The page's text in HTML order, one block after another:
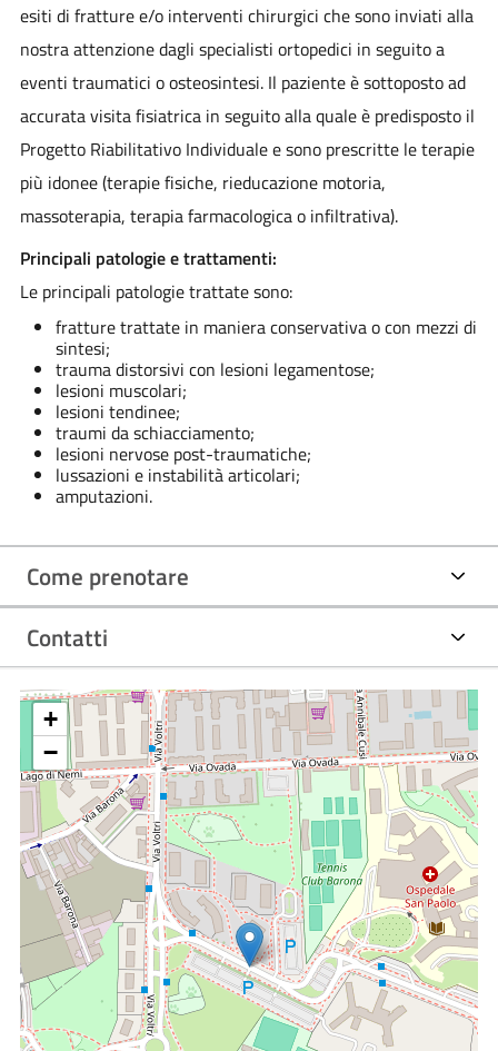
esiti di fratture e/o interventi chirurgici che sono inviati alla
nostra attenzione dagli specialisti ortopedici in seguito a
eventi traumatici o osteosintesi. Il paziente è sottoposto ad
accurata visita fisiatrica in seguito alla quale è predisposto il
Progetto Riabilitativo Individuale e sono prescritte le terapie
più idonee (terapie fisiche, rieducazione motoria,
massoterapia, terapia farmacologica o infiltrativa).
Principali patologie e trattamenti:
Le principali patologie trattate sono:
fratture trattate in maniera conservativa o con mezzi di
sintesi;
trauma distorsivi con lesioni legamentose;
lesioni muscolari;
lesioni tendinee;
traumi da schiacciamento;
lesioni nervose post-traumatiche;
lussazioni e instabilità articolari;
amputazioni.
Come prenotare
Contatti
+
−